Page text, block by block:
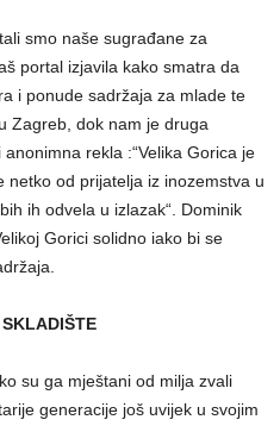
smo naše sugrađane za
portal izjavila kako smatra da
i ponude sadržaja za mlade te
Zagreb, dok nam je druga
rekla :“Velika Gorica je
od prijatelja iz inozemstva u
ih odvela u izlazak“. Dominik
Gorici solidno iako bi se
su ga mještani od milja zvali
generacije još uvijek u svojim